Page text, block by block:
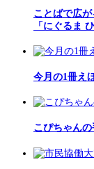
ことばで広
「にぐるま
今月の1冊え
こぴちゃん